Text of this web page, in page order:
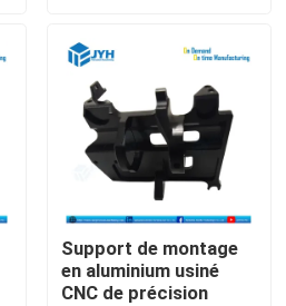
Support de montage
en aluminium usiné
CNC de précision